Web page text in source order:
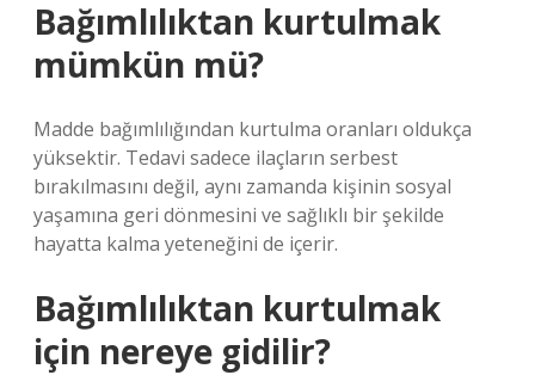
Bağımlılıktan kurtulmak
mümkün mü?
Madde bağımlılığından kurtulma oranları oldukça
yüksektir. Tedavi sadece ilaçların serbest
bırakılmasını değil, aynı zamanda kişinin sosyal
yaşamına geri dönmesini ve sağlıklı bir şekilde
hayatta kalma yeteneğini de içerir.
Bağımlılıktan kurtulmak
için nereye gidilir?